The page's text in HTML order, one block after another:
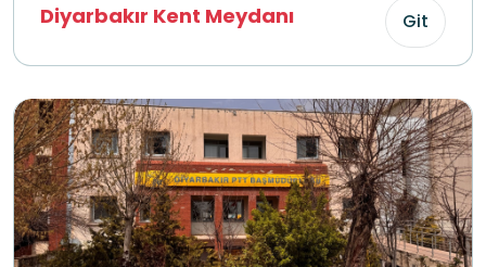
Diyarbakır Kent Meydanı Git